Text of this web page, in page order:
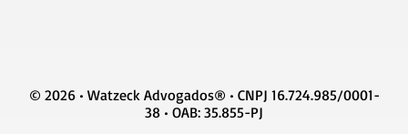
© 2026 • Watzeck Advogados® • CNPJ 16.724.985/0001-
38 • OAB: 35.855-PJ